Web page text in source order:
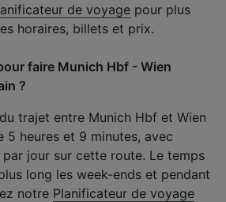
de voyage pour plus
horaires, billets et prix.
faire Munich Hbf - Wien
?
trajet entre Munich Hbf et Wien
5 heures et 9 minutes, avec
jour sur cette route. Le temps
long les week-ends et pendant
notre Planificateur de voyage